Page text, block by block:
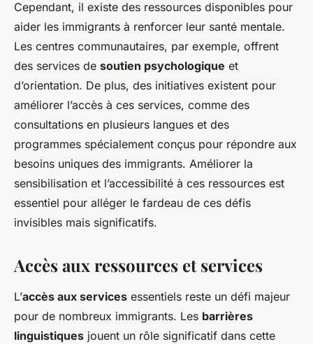
Cependant, il existe des ressources disponibles pour
aider les immigrants à renforcer leur santé mentale.
Les centres communautaires, par exemple, offrent
des services de soutien psychologique et
d’orientation. De plus, des initiatives existent pour
améliorer l’accès à ces services, comme des
consultations en plusieurs langues et des
programmes spécialement conçus pour répondre aux
besoins uniques des immigrants. Améliorer la
sensibilisation et l’accessibilité à ces ressources est
essentiel pour alléger le fardeau de ces défis
invisibles mais significatifs.
Accès aux ressources et services
L’accès aux services essentiels reste un défi majeur
pour de nombreux immigrants. Les barrières
linguistiques jouent un rôle significatif dans cette